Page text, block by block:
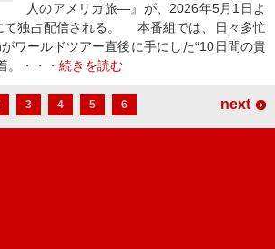
人のアメリカ旅―』が、2026年5月1日よ
て独占配信される。 本番組では、日々多忙
ワールドツアー直後に手にした“10日間の貴
。・・・ 続きを読む
3 4 5 6 next